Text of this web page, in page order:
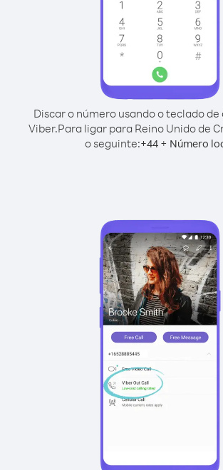
Discar o número usando o teclado
Viber.Para ligar para Reino Unido de
o seguinte:+44+ Número